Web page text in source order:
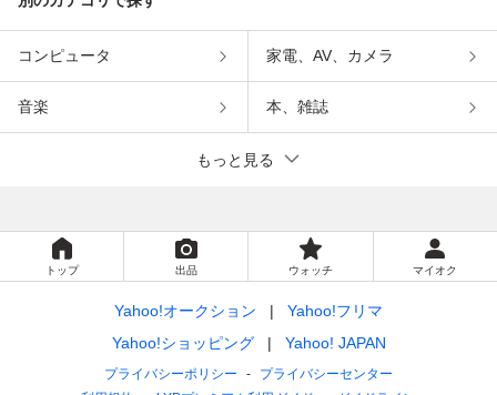
コンピュータ 家電、AV、カメラ
音楽 本、雑誌
もっと見る
トップ 出品 ウォッチ マイオク
Yahoo!オークション
Yahoo!フリマ
Yahoo!ショッピング
Yahoo! JAPAN
プライバシーポリシー
プライバシーセンター